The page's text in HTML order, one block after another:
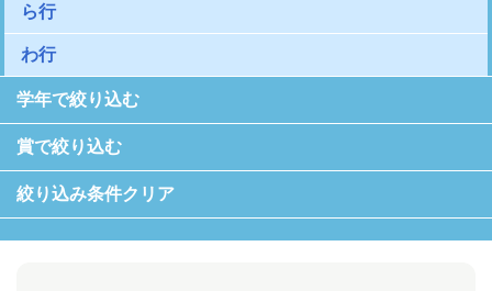
ら行
わ行
学年で絞り込む
賞で絞り込む
絞り込み条件クリア